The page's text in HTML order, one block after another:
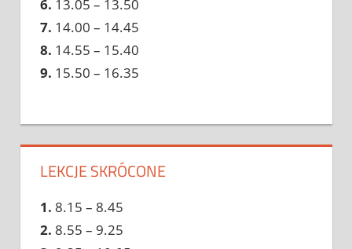
6. 13.05 – 13.50
7. 14.00 – 14.45
8. 14.55 – 15.40
9. 15.50 – 16.35
LEKCJE SKRÓCONE
1. 8.15 – 8.45
2. 8.55 – 9.25